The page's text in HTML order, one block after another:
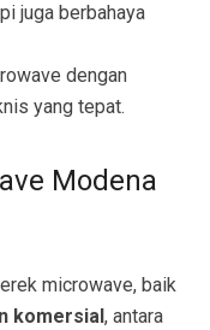
juga berbahaya
dengan
yang tepat.
Modena
microwave, baik
komersial , antara